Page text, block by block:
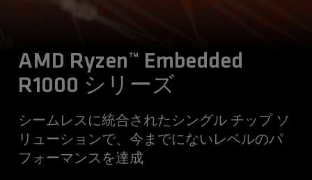
AMD Ryzen™ Embedded
R1000 シリーズ
シームレスに統合されたシングル チップ ソ
リューションで、今までにないレベルのパ
フォーマンスを達成